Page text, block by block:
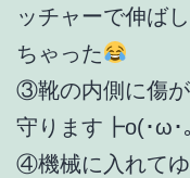
ッチャーで伸ば
ちゃった
③靴の内側に傷
守ります┣o(･ω･
④機械に入れて